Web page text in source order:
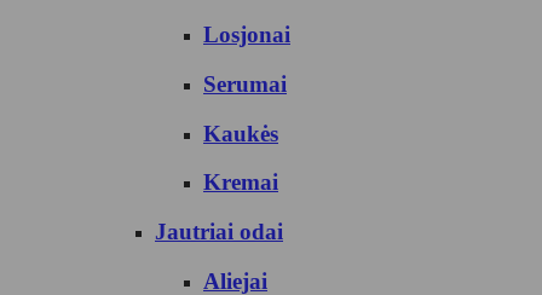
Losjonai
Serumai
Kaukės
Kremai
Jautriai odai
Aliejai